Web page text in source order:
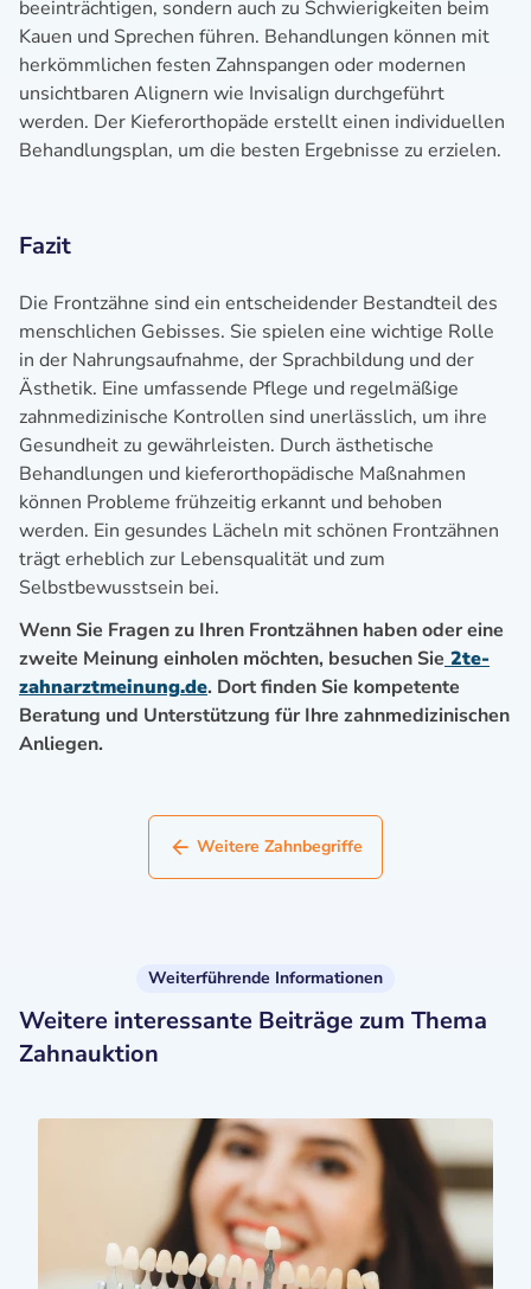
beeinträchtigen, sondern auch zu Schwierigkeiten beim
Kauen und Sprechen führen. Behandlungen können mit
herkömmlichen festen Zahnspangen oder modernen
unsichtbaren Alignern wie Invisalign durchgeführt
werden. Der Kieferorthopäde erstellt einen individuellen
Behandlungsplan, um die besten Ergebnisse zu erzielen.
Fazit
Die Frontzähne sind ein entscheidender Bestandteil des
menschlichen Gebisses. Sie spielen eine wichtige Rolle
in der Nahrungsaufnahme, der Sprachbildung und der
Ästhetik. Eine umfassende Pflege und regelmäßige
zahnmedizinische Kontrollen sind unerlässlich, um ihre
Gesundheit zu gewährleisten. Durch ästhetische
Behandlungen und kieferorthopädische Maßnahmen
können Probleme frühzeitig erkannt und behoben
werden. Ein gesundes Lächeln mit schönen Frontzähnen
trägt erheblich zur Lebensqualität und zum
Selbstbewusstsein bei.
Wenn Sie Fragen zu Ihren Frontzähnen haben oder eine
zweite Meinung einholen möchten, besuchen Sie 2te-
zahnarztmeinung.de. Dort finden Sie kompetente
Beratung und Unterstützung für Ihre zahnmedizinischen
Anliegen.
Weitere Zahnbegriffe
Weiterführende Informationen
Weitere interessante Beiträge zum Thema
Zahnauktion